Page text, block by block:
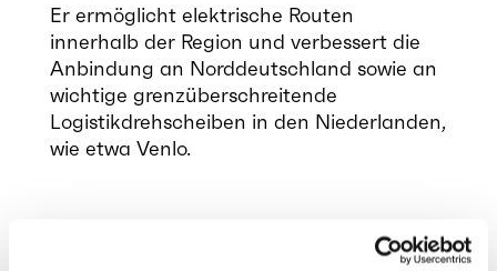
Er ermöglicht elektrische Routen
innerhalb der Region und verbessert die
Anbindung an Norddeutschland sowie an
wichtige grenzüberschreitende
Logistikdrehscheiben in den Niederlanden,
wie etwa Venlo.